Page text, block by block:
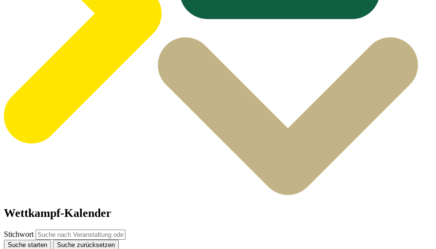
Wettkampf-Kalender
Stichwort
Suche starten Suche zurücksetzen